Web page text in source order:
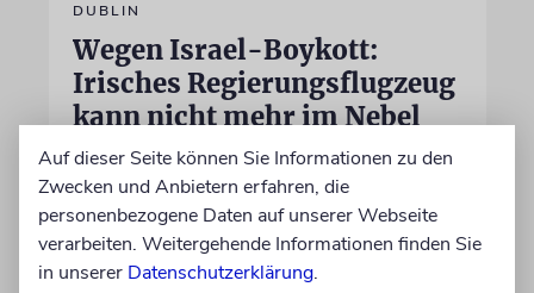
DUBLIN
Wegen Israel-Boykott:
Irisches Regierungsflugzeug
kann nicht mehr im Nebel
landen
Beim Kauf der Maschine wurde bewusst auf
das System »FalconEye« verzichtet, weil der
israelische Rüstungskonzern Elbit Systems an
dem Produkt beteiligt ist
Auf dieser Seite können Sie Informationen zu den
Zwecken und Anbietern erfahren, die
personenbezogene Daten auf unserer Webseite
verarbeiten. Weitergehende Informationen finden Sie
in unserer Datenschutzerklärung.